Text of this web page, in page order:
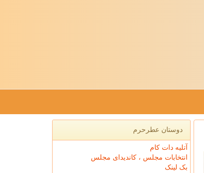
دوستان عطرحرم
آتلیه دات کام
انتخابات مجلس ، کاندیدای مجلس
بک لینک